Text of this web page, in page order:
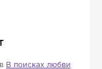
В поисках любви